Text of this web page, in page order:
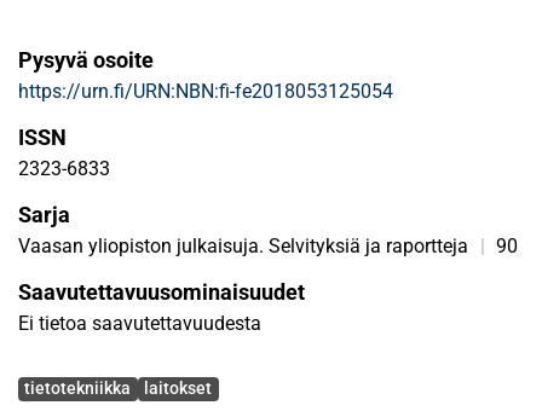
Pysyvä osoite
https://urn.fi/URN:NBN:fi-fe2018053125054
ISSN
2323-6833
Sarja
Vaasan yliopiston julkaisuja. Selvityksiä ja raportteja | 90
Saavutettavuusominaisuudet
Ei tietoa saavutettavuudesta
Avainsanat
tietotekniikka laitokset